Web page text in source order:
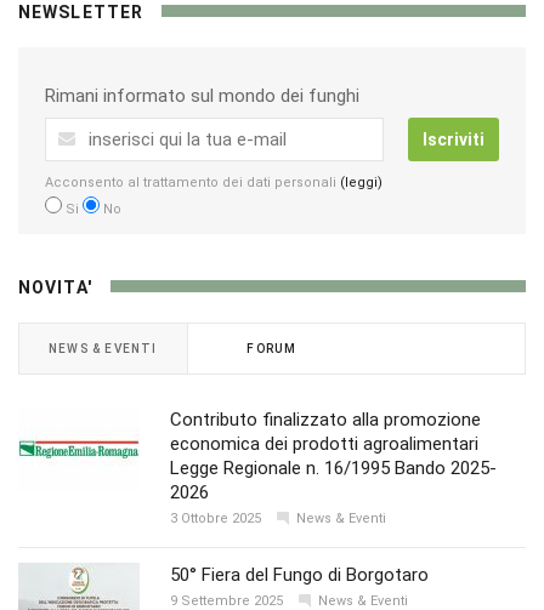
NEWSLETTER
Rimani informato sul mondo dei funghi
Iscriviti
Acconsento al trattamento dei dati personali (leggi)
Si
No
NOVITA'
NEWS & EVENTI FORUM
Contributo finalizzato alla promozione
economica dei prodotti agroalimentari
Legge Regionale n. 16/1995 Bando 2025-
2026
3 Ottobre 2025 News & Eventi
50° Fiera del Fungo di Borgotaro
9 Settembre 2025 News & Eventi